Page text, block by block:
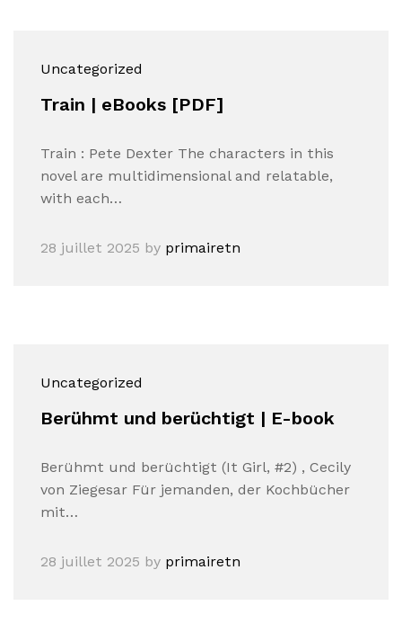
Uncategorized
Train | eBooks [PDF]
Train : Pete Dexter The characters in this
novel are multidimensional and relatable,
with each…
28 juillet 2025 by primairetn
Uncategorized
Berühmt und berüchtigt | E-book
Berühmt und berüchtigt (It Girl, #2) , Cecily
von Ziegesar Für jemanden, der Kochbücher
mit…
28 juillet 2025 by primairetn